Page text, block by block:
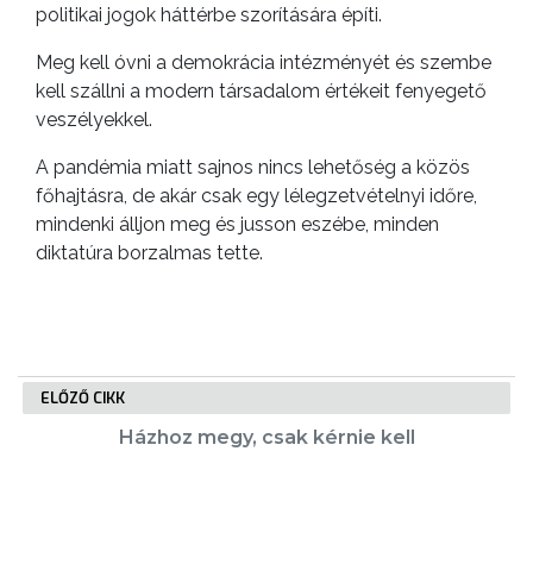
KÖLTSÉGVETÉSI
RENDELETEK
ÉPÜLŐ
VÁROS
politikai jogok háttérbe szorítására építi.
Meg kell óvni a demokrácia intézményét és szembe
kell szállni a modern társadalom értékeit fenyegető
veszélyekkel.
A pandémia miatt sajnos nincs lehetőség a közös
főhajtásra, de akár csak egy lélegzetvételnyi időre,
mindenki álljon meg és jusson eszébe, minden
diktatúra borzalmas tette.
ELŐZŐ CIKK
Házhoz megy, csak kérnie kell